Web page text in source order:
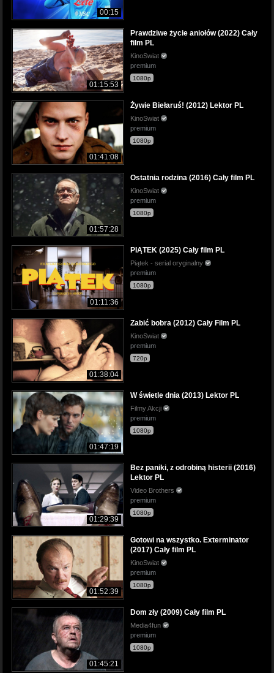
00:15
01:15:53
Prawdziwe życie aniołów (2022) Cały
film PL
KinoSwiat
premium
1080p
01:41:08
Żywie Biełaruś! (2012) Lektor PL
KinoSwiat
premium
1080p
01:57:28
Ostatnia rodzina (2016) Cały film PL
KinoSwiat
premium
1080p
01:11:36
PIĄTEK (2025) Cały film PL
Piątek - serial oryginalny
premium
1080p
01:38:04
Zabić bobra (2012) Cały Film PL
KinoSwiat
premium
720p
01:47:19
W świetle dnia (2013) Lektor PL
Filmy Akcji
premium
1080p
01:29:39
Bez paniki, z odrobiną histerii (2016)
Lektor PL
Video Brothers
premium
1080p
01:52:39
Gotowi na wszystko. Exterminator
(2017) Cały film PL
KinoSwiat
premium
1080p
01:45:21
Dom zły (2009) Cały film PL
Media4fun
premium
1080p